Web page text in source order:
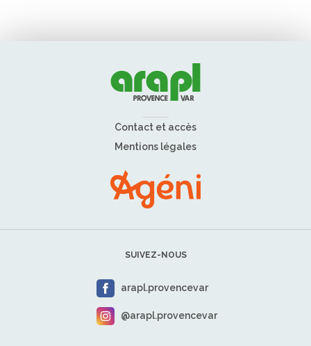
Contact et accès
Mentions légales
SUIVEZ-NOUS
arapl.provencevar
@arapl.provencevar